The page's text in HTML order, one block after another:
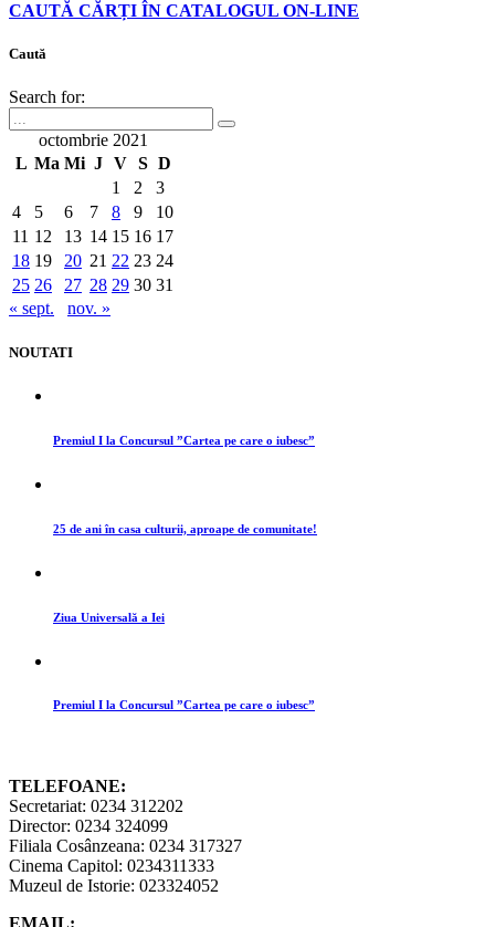
CAUTĂ CĂRȚI ÎN CATALOGUL ON-LINE
Caută
Search for:
octombrie 2021
L Ma Mi J V S D
1
2
3
4
5 6 7 8 9
10
11 12 13 14 15 16 17
18 19 20 21 22 23 24
25 26 27 28 29 30 31
« sept.
nov. »
NOUTATI
Premiul I la Concursul ”Cartea pe care o iubesc”
25 de ani în casa culturii, aproape de comunitate!
Ziua Universală a Iei
Premiul I la Concursul ”Cartea pe care o iubesc”
TELEFOANE:
Secretariat: 0234 312202
Director: 0234 324099
Filiala Cosânzeana: 0234 317327
Cinema Capitol: 0234311333
Muzeul de Istorie: 023324052